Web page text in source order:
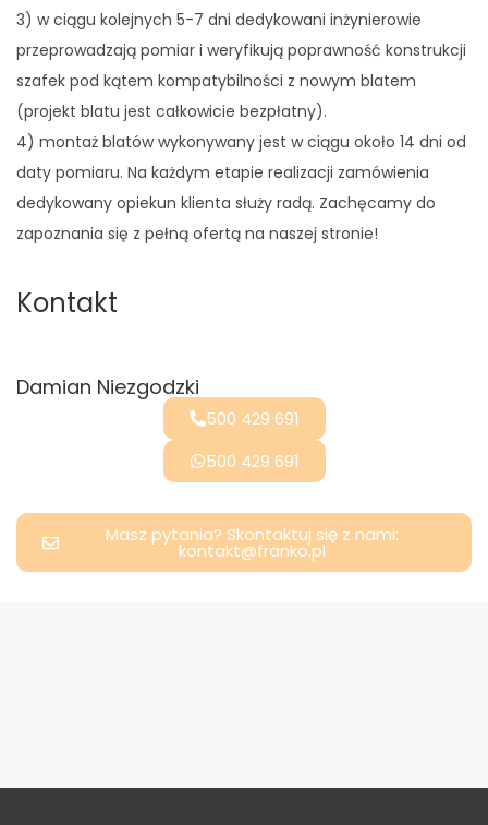
3) w ciągu kolejnych 5-7 dni dedykowani inżynierowie
przeprowadzają pomiar i weryfikują poprawność konstrukcji
szafek pod kątem kompatybilności z nowym blatem
(projekt blatu jest całkowicie bezpłatny).
4) montaż blatów wykonywany jest w ciągu około 14 dni od
daty pomiaru. Na każdym etapie realizacji zamówienia
dedykowany opiekun klienta służy radą. Zachęcamy do
zapoznania się z pełną ofertą na naszej stronie!
Kontakt
Damian Niezgodzki
500 429 691
500 429 691
Masz pytania? Skontaktuj się z nami:
kontakt@franko.pl